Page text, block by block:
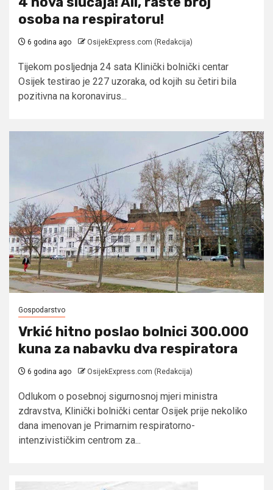
osoba na respiratoru!
6 godina ago OsijekExpress.com (Redakcija)
Tijekom posljednja 24 sata Klinički bolnički centar
Osijek testirao je 227 uzoraka, od kojih su četiri bila
pozitivna na koronavirus...
Gospodarstvo
Vrkić hitno poslao bolnici 300.000
kuna za nabavku dva respiratora
6 godina ago OsijekExpress.com (Redakcija)
Odlukom o posebnoj sigurnosnoj mjeri ministra
zdravstva, Klinički bolnički centar Osijek prije nekoliko
dana imenovan je Primarnim respiratorno-
intenzivističkim centrom za...